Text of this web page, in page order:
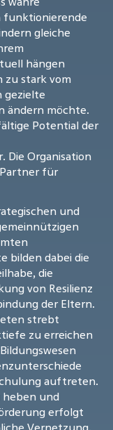
funktionierende
gleiche
hängen
zu stark vom
gezielte
ändern möchte.
Potential der
Organisation
für
und
bilden dabei die
die
von Resilienz
der Eltern.
strebt
zu erreichen
auftreten.
heben und
erfolgt